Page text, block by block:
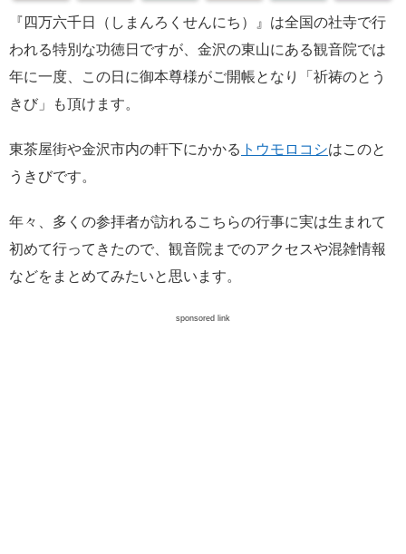
『四万六千日（しまんろくせんにち）』は全国の社寺で行
われる特別な功徳日ですが、金沢の東山にある観音院では
年に一度、この日に御本尊様がご開帳となり「祈祷のとう
きび」も頂けます。
東茶屋街や金沢市内の軒下にかかる トウモロコシはこのと
うきびです。
年々、多くの参拝者が訪れるこちらの行事に実は生まれて
初めて行ってきたので、観音院までのアクセスや混雑情報
などをまとめてみたいと思います。
sponsored link